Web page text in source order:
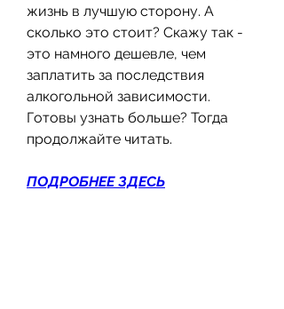
жизнь в лучшую сторону. А
сколько это стоит? Скажу так -
это намного дешевле, чем
заплатить за последствия
алкогольной зависимости.
Готовы узнать больше? Тогда
продолжайте читать.
ПОДРОБНЕЕ ЗДЕСЬ